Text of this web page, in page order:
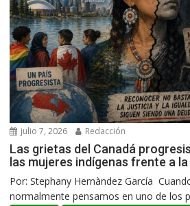
julio 7, 2026 Redacción
Las grietas del Canadá
las mujeres indígenas frente a
Por: Stephany Hernàndez García
normalmente pensamos en uno de los